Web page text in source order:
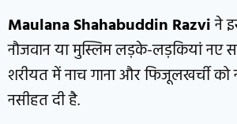
Maulana Shahabuddin Razviने
नौजवान या मुस्लिम लड़के-लड़कियां नए
शरीयत में नाच गाना और फिजूलखर्ची को
नसीहत दी है.